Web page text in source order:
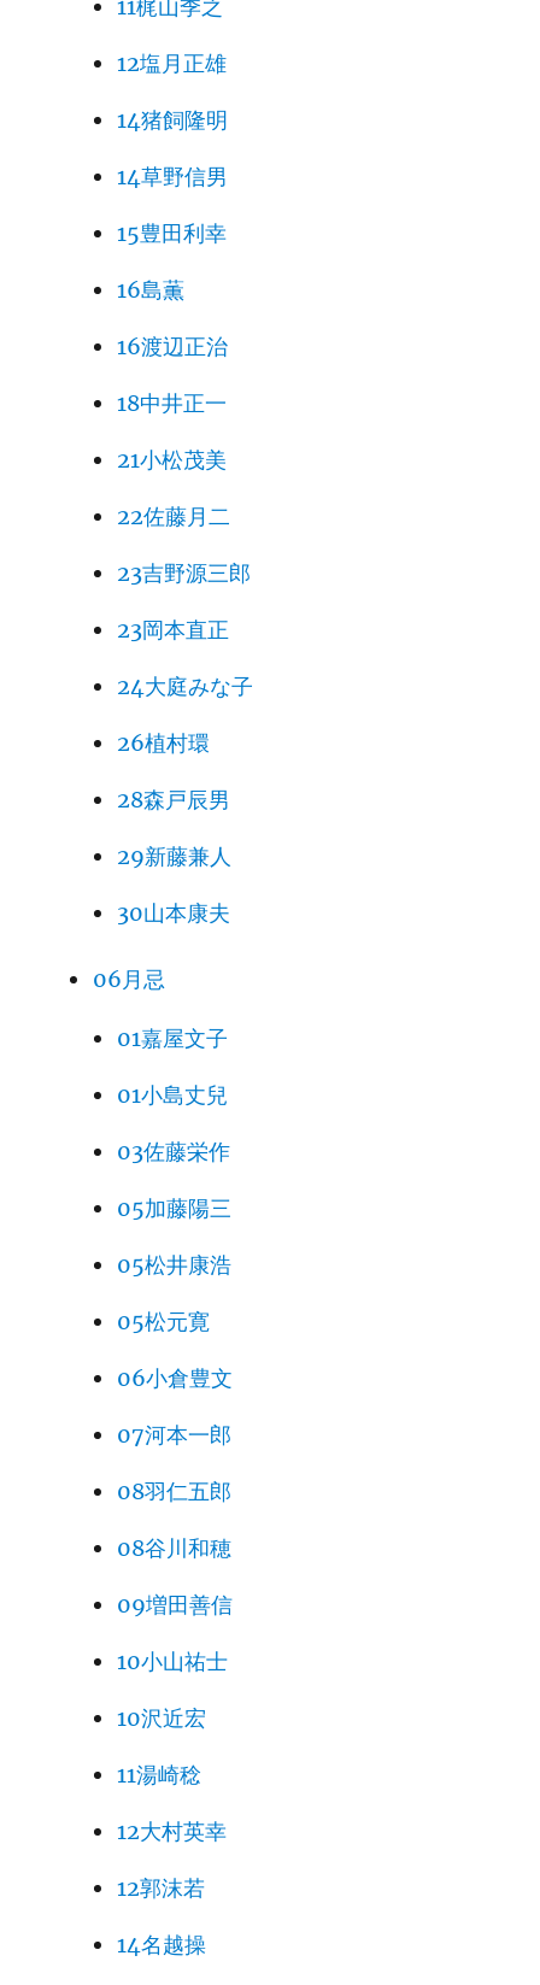
11梶山季之
12塩月正雄
14猪飼隆明
14草野信男
15豊田利幸
16島薫
16渡辺正治
18中井正一
21小松茂美
22佐藤月二
23吉野源三郎
23岡本直正
24大庭みな子
26植村環
28森戸辰男
29新藤兼人
30山本康夫
06月忌
01嘉屋文子
01小島丈兒
03佐藤栄作
05加藤陽三
05松井康浩
05松元寛
06小倉豊文
07河本一郎
08羽仁五郎
08谷川和穂
09増田善信
10小山祐士
10沢近宏
11湯崎稔
12大村英幸
12郭沫若
14名越操